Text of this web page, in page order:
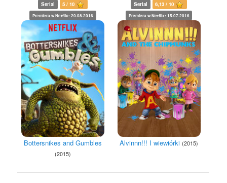
Serial 5 / 10
Premiera w Netflix: 20.08.2016
Bottersnikes and Gumbles
(2015)
Serial 6,13 / 10
Premiera w Netflix: 15.07.2016
Alvinnn!!! I wiewiórki (2015)